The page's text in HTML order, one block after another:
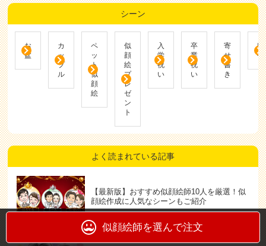
シーン
お
盆
カ
ッ
プ
ル
ペ
ッ
ト
似
顔
絵
似
顔
絵
プ
レ
ゼ
ン
ト
入
学
祝
い
卒
業
祝
い
寄
せ
書
き
帰
省
よく読まれている記事
【最新版】おすすめ似顔絵師10人を厳選！似
顔絵作成に人気なシーンもご紹介
似顔絵師を選んで注文